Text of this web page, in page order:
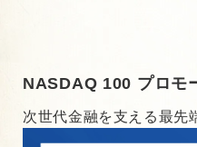
NASDAQ 100 プロモ
次世代金融を支える最先